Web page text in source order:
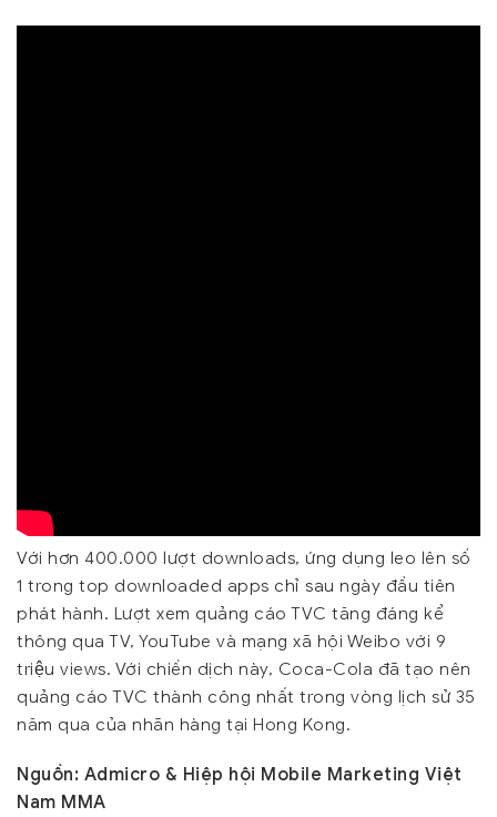
Với hơn 400.000 lượt downloads, ứng dụng leo lên số
1 trong top downloaded apps chỉ sau ngày đầu tiên
phát hành. Lượt xem quảng cáo TVC tăng đáng kể
thông qua TV, YouTube và mạng xã hội Weibo với 9
triệu views. Với chiến dịch này, Coca-Cola đã tạo nên
quảng cáo TVC thành công nhất trong vòng lịch sử 35
năm qua của nhãn hàng tại Hong Kong.
Nguồn: Admicro & Hiệp hội Mobile Marketing Việt
Nam MMA